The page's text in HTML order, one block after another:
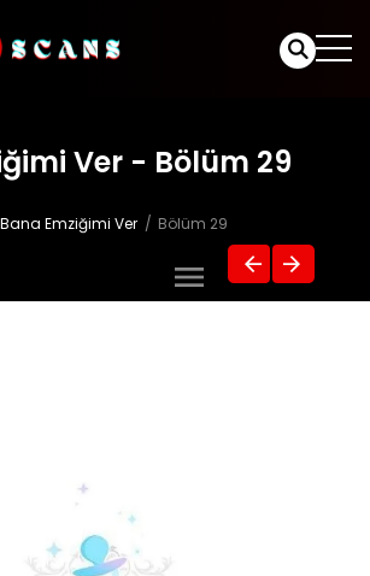
Ver - Bölüm 29
Bana Emziğimi Ver Bölüm 29